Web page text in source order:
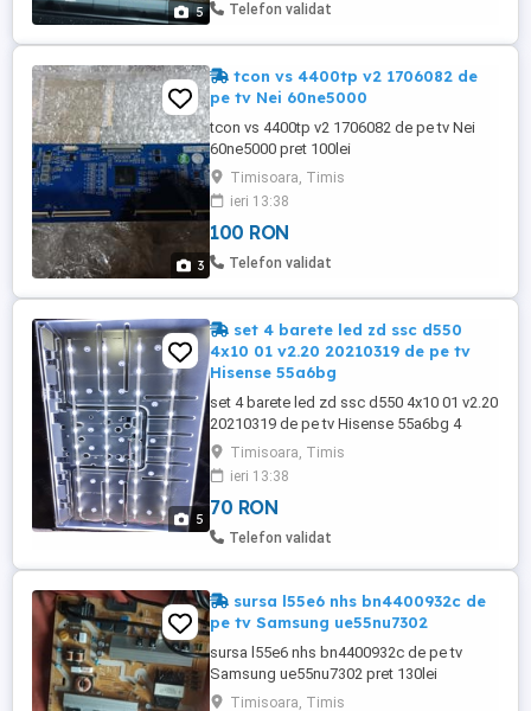
5 Telefon validat
3
tcon vs 4400tp v2 1706082 de
pe tv Nei 60ne5000
tcon vs 4400tp v2 1706082 de pe tv Nei
60ne5000 pret 100lei
Timisoara, Timis
ieri 13:38
100 RON
Telefon validat
5
set 4 barete led zd ssc d550
4x10 01 v2.20 20210319 de pe tv
Hisense 55a6bg
set 4 barete led zd ssc d550 4x10 01 v2.20
20210319 de pe tv Hisense 55a6bg 4
barete cu 10 leduri si lungime 106cm pret
70lei
Timisoara, Timis
ieri 13:38
70 RON
Telefon validat
sursa l55e6 nhs bn4400932c de
pe tv Samsung ue55nu7302
sursa l55e6 nhs bn4400932c de pe tv
Samsung ue55nu7302 pret 130lei
Timisoara, Timis